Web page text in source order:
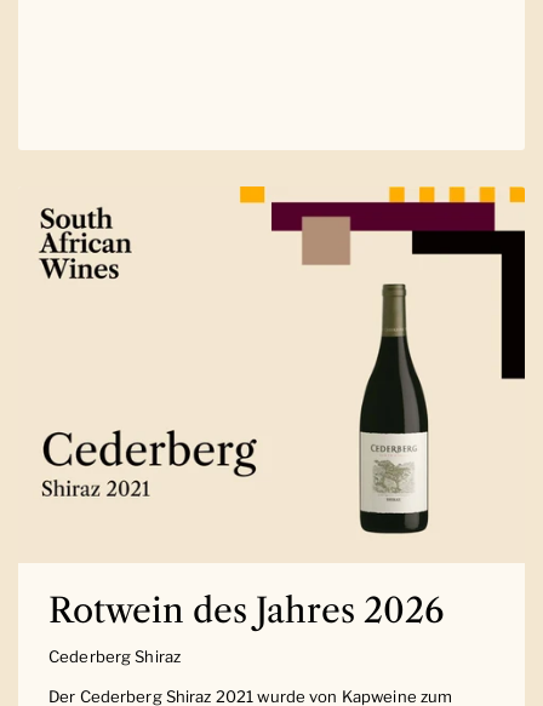
Rotwein des Jahres 2026
Cederberg Shiraz
Der Cederberg Shiraz 2021 wurde von Kapweine zum